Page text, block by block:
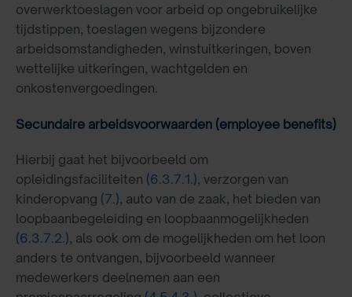
overwerktoeslagen voor arbeid op ongebruikelijke
tijdstippen, toeslagen wegens bijzondere
arbeidsomstandigheden, winstuitkeringen, boven
wettelijke uitkeringen, wachtgelden en
onkostenvergoedingen.
Secundaire arbeidsvoorwaarden (employee benefits)
Hierbij gaat het bijvoorbeeld om
opleidingsfaciliteiten (6.3.7.1.), verzorgen van
kinderopvang (7.), auto van de zaak, het bieden van
loopbaanbegeleiding en loopbaanmogelijkheden
(6.3.7.2.), als ook om de mogelijkheden om het loon
anders te ontvangen, bijvoorbeeld wanneer
medewerkers deelnemen aan een